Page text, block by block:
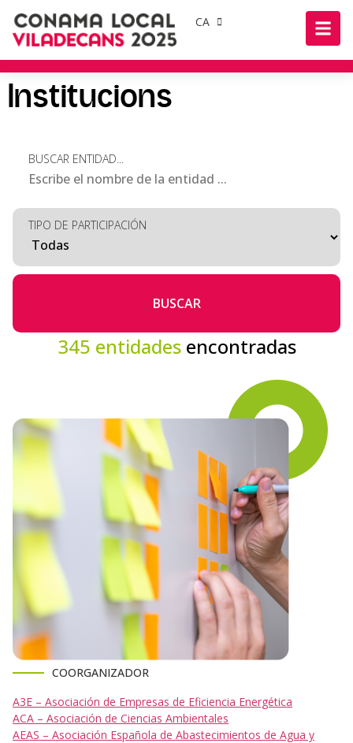
CA
Institucions
BUSCAR ENTIDAD...
TIPO DE PARTICIPACIÓN
BUSCAR
345 entidadesencontradas
COORGANIZADOR
A3E – Asociación de Empresas de Eficiencia Energética
ACA – Asociación de Ciencias Ambientales
AEAS – Asociación Española de Abastecimientos de Agua y